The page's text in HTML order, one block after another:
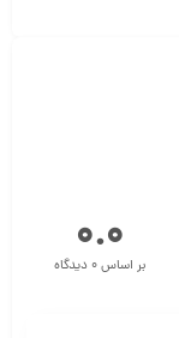
0.0
بر اساس 0 دیدگاه